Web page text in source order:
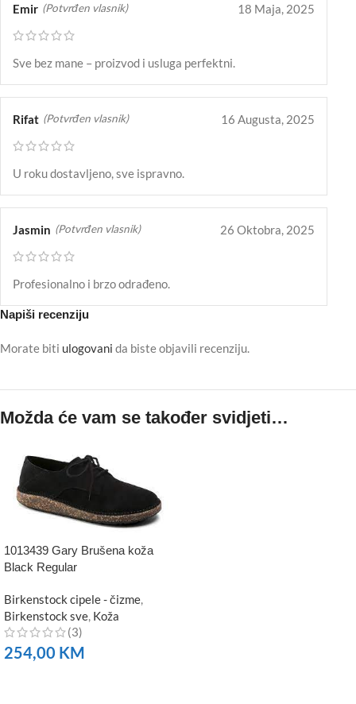
Emir (Potvrđen vlasnik) 18 Maja, 2025
Sve bez mane – proizvod i usluga perfektni.
Rifat (Potvrđen vlasnik) 16 Augusta, 2025
U roku dostavljeno, sve ispravno.
Jasmin (Potvrđen vlasnik) 26 Oktobra, 2025
Profesionalno i brzo odrađeno.
Napiši recenziju
Morate biti ulogovani da biste objavili recenziju.
Možda će vam se također svidjeti…
1013439 Gary Brušena koža
Black Regular
Birkenstock cipele - čizme,
Birkenstock sve, Koža
(3)
254,00 KM